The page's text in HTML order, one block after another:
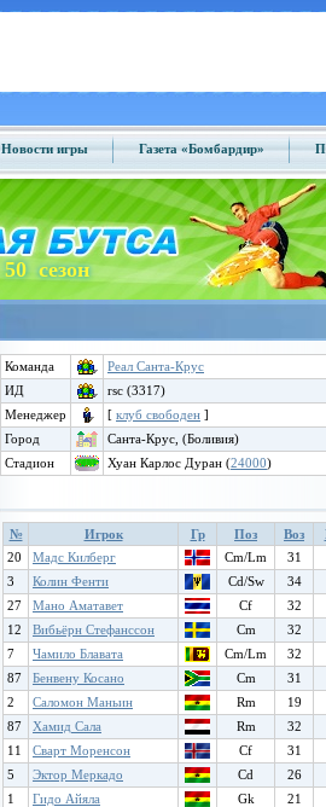
Новости игры Газета «Бомбардир»
50 сезон
Команда
Реал Санта-Крус
ИД
rsc (3317)
Менеджер
[ клуб свободен ]
Город
Санта-Круc, (Боливия)
Стадион
Хуан Карлос Дуран (24000)
№ Игрок Гр Поз Воз
20
Мадс Килберг Cm/Lm 31
3
Колин Фенти Cd/Sw 34
27
Мано Аматавет Cf 32
12
Вибьёрн Стефанссон Cm 32
7
Чамило Блавата Cm/Lm 32
87
Бенвену Косано Cm 31
2
Саломон Маньин Rm 19
87
Хамид Сала Rm 32
11
Сварт Моренсон Cf 31
5
Эктор Меркадо Cd 26
1
Гидо Айяла Gk 21